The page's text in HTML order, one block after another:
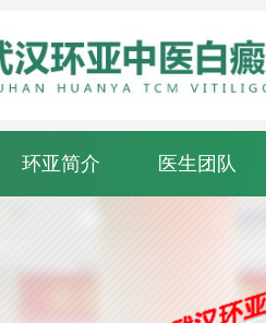
环亚简介 医生团队